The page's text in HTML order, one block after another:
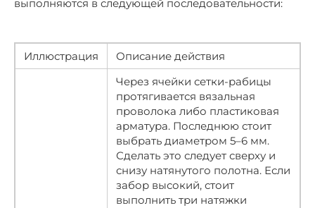
выполняются в следующей последовательности:
Иллюстрация
Описание действия
Через ячейки сетки-рабицы
протягивается вязальная
проволока либо пластиковая
арматура. Последнюю стоит
выбрать диаметром 5–6 мм.
Сделать это следует сверху и
снизу натянутого полотна. Если
забор высокий, стоит
выполнить три натяжки